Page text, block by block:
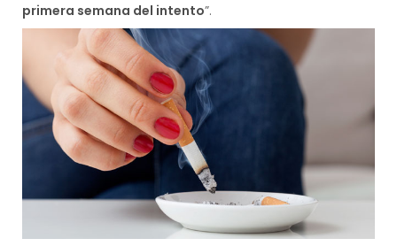
primera semana del intento”.